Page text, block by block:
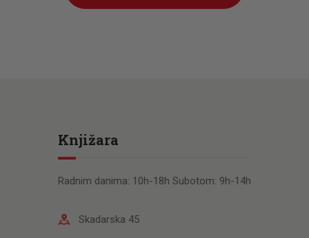
Knjižara
Radnim danima: 10h-18h Subotom: 9h-14h
Skadarska 45